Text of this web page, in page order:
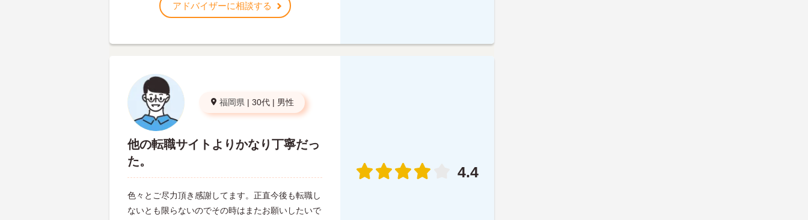
アドバイザーに相談する
福岡県 | 30代 | 男性
他の転職サイトよりかなり丁寧だっ
た。
色々とご尽力頂き感謝してます。正直今後も転職し
ないとも限らないのでその時はまたお願いしたいで
4.4